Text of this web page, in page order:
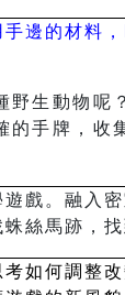
邊的材料
野生動物呢
手牌，收
戲。融入
絲馬跡，找
如何調整